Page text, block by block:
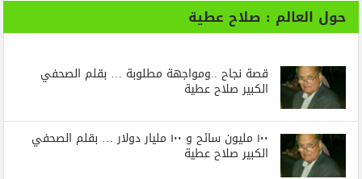
حول العالم : صلاح عطية
قصة نجاح ..ومواجهة مطلوبة … بقلم الصحفي
الكبير صلاح عطية
١٠٠ مليون سائح و ١٠٠ مليار دولار … بقلم الصحفي
الكبير صلاح عطية